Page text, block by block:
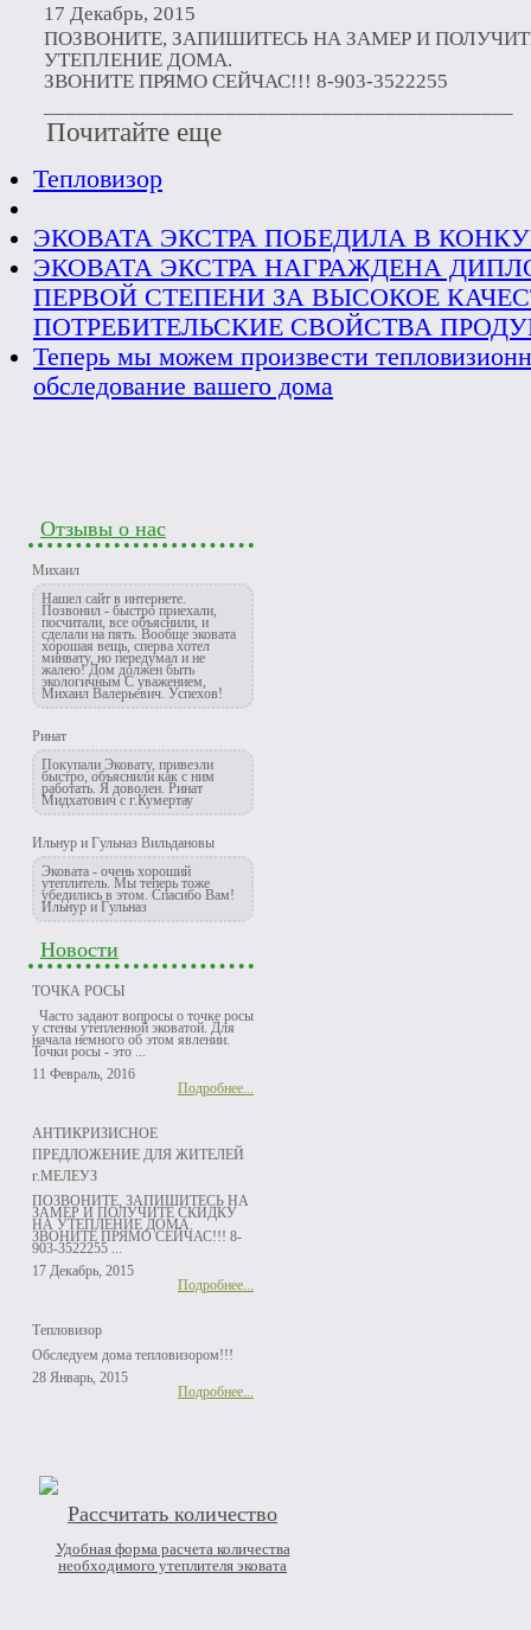
17 Декабрь, 2015
ПОЗВОНИТЕ, ЗАПИШИТЕСЬ НА ЗАМЕР И
УТЕПЛЕНИЕ ДОМА.
ЗВОНИТЕ ПРЯМО СЕЙЧАС!!! 8-903-3522255
Почитайте еще
Тепловизор
ЭКОВАТА ЭКСТРА ПОБЕДИЛА В
ЭКОВАТА ЭКСТРА НАГРАЖДЕНА
ПЕРВОЙ СТЕПЕНИ ЗА ВЫСОКОЕ
ПОТРЕБИТЕЛЬСКИЕ СВОЙСТВА
Теперь мы можем произвести
обследование вашего дома
Отзывы о нас
Михаил
Нашел сайт в интернете.
Позвонил - быстро приехали,
посчитали, все объяснили, и
сделали на пять. Вообще эковата
хорошая вещь, сперва хотел
минвату, но передумал и не
жалею! Дом должен быть
экологичным С уважением,
Михаил Валерьевич. Успехов!
Ринат
Покупали Эковату, привезли
быстро, объяснили как с ним
работать. Я доволен. Ринат
Мидхатович с г.Кумертау
Ильнур и Гульназ Вильдановы
Эковата - очень хороший
утеплитель. Мы теперь тоже
убедились в этом. Спасибо Вам!
Ильнур и Гульназ
Новости
ТОЧКА РОСЫ
Часто задают вопросы о точке росы
у стены утепленной эковатой. Для
начала немного об этом явлении.
Точки росы - это ...
11 Февраль, 2016
Подробнее...
АНТИКРИЗИСНОЕ
ПРЕДЛОЖЕНИЕ ДЛЯ ЖИТЕЛЕЙ
г.МЕЛЕУЗ
ПОЗВОНИТЕ, ЗАПИШИТЕСЬ НА
ЗАМЕР И ПОЛУЧИТЕ СКИДКУ
НА УТЕПЛЕНИЕ ДОМА.
ЗВОНИТЕ ПРЯМО СЕЙЧАС!!! 8-
903-3522255 ...
17 Декабрь, 2015
Подробнее...
Тепловизор
Обследуем дома тепловизором!!!
28 Январь, 2015
Подробнее...
Рассчитать количество
Удобная форма расчета количества
необходимого утеплителя эковата